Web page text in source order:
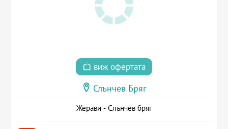
виж офертата
Слънчев Бряг
Жерави - Слънчев бряг